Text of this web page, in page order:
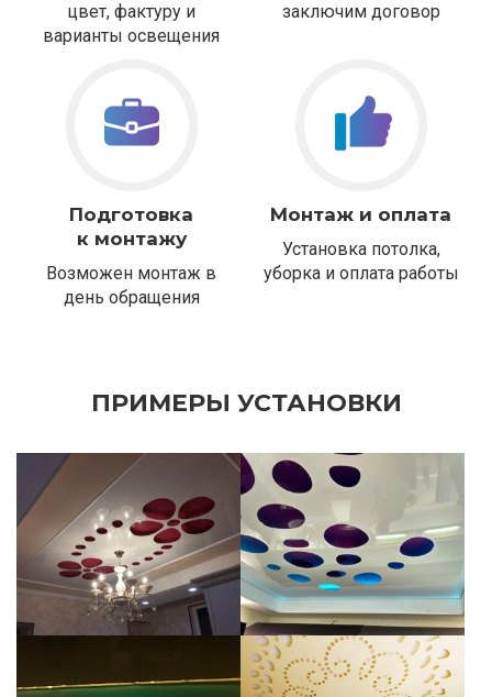
цвет, фактуру и
варианты освещения
заключим договор
Подготовка
к монтажу
Возможен монтаж в
день обращения
Монтаж и оплата
Установка потолка,
уборка и оплата работы
ПРИМЕРЫ УСТАНОВКИ